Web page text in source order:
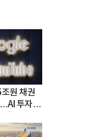
원 채권
투자